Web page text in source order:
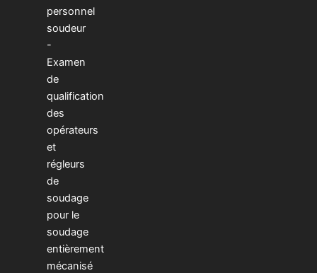
personnel
soudeur
-
Examen
de
qualification
des
opérateurs
et
régleurs
de
soudage
pour le
soudage
entièrement
mécanisé